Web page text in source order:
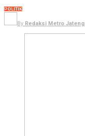
POLITIK
By Redaksi Metro Jateng